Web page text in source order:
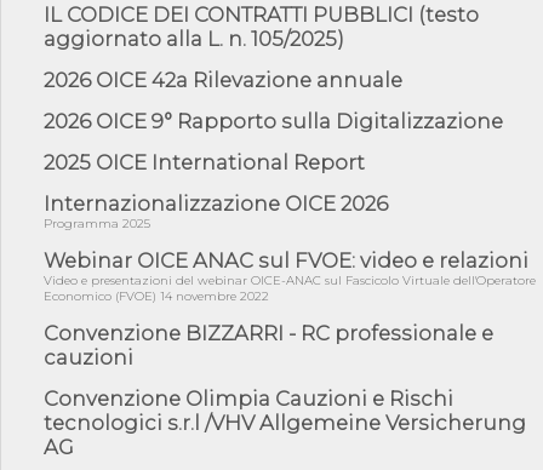
07/08/26 - Tunnel Brennero, dal Cipess via libera al quinto lotto
costr...
06/08/26 - Istat, produzione industriale in calo dell'1% a giugno,
su a...
06/08/26 - Dal 3 agosto in vigore l'obbligo di energie rinnovabili
06/08/26 - DL PA approvato in Cdm: contributi per
riqualificazione sism...
06/08/26 - CdM: approvato il d.lgs. di adeguamento all’AI Act in
06/08/26 - DDL delegazione europea in Cdm per recepimento
norme UE in m...
05/08/26 - DL Infrastrutture e PNRR è legge: approvata oggi la
fiducia...
05/08/26 - Focus OICE sul DDL di riforma della responsabilità
amminist...
05/08/26 - Anac: pubblicata la Relazione illustrativa al Bando tipo
2 s...
IL CODICE DEI CONTRATTI PUBBLICI (testo
aggiornato alla L. n. 105/2025)
2026 OICE 42a Rilevazione annuale
2026 OICE 9° Rapporto sulla Digitalizzazione
2025 OICE International Report
Internazionalizzazione OICE 2026
Programma 2025
Webinar OICE ANAC sul FVOE: video e relazioni
Video e presentazioni del webinar OICE-ANAC sul Fascicolo Virtuale dell'Operatore
Economico (FVOE) 14 novembre 2022
Convenzione BIZZARRI - RC professionale e
cauzioni
Convenzione Olimpia Cauzioni e Rischi
tecnologici s.r.l /VHV Allgemeine Versicherung
AG